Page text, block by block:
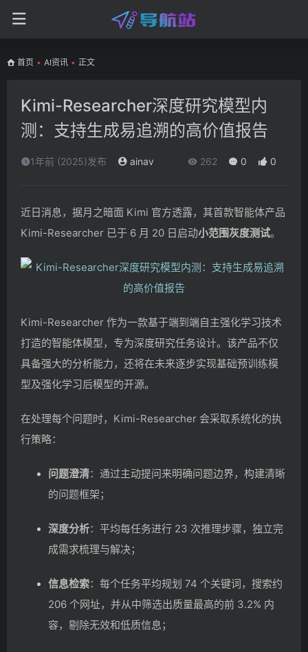
首页 • AI资讯 • 正文
Kimi-Researcher深度研究模型内
测：支持生成易追溯的高价值报告
1年前 (2025)发布 ainav 262 0 0
近日消息，据月之暗面 Kimi 官方透露，其首款智能体产品
Kimi-Researcher 已于 6 月 20 日启动小范围灰度测试。
Kimi-Researcher 作为一款基于端到端自主强化学习技术
打造的智能体模型，专为深度研究任务设计。该产品不仅
具备强大的分析能力，还将在未来逐步实现基础预训练模
型及强化学习后模型的开源。
在处理每个问题时，Kimi-Researcher 会采取系统化的执
行策略：
问题澄清：通过主动提问来明确问题边界，构建清晰
的问题框架；
深度分析：平均每任务进行 23 次推理步骤，独立完
成需求梳理与解决；
信息检索：每个任务平均规划 74 个关键词，搜索约
206 个网址，并从中筛选出质量最高的前 3.2% 内
容，剔除无效和低质信息；